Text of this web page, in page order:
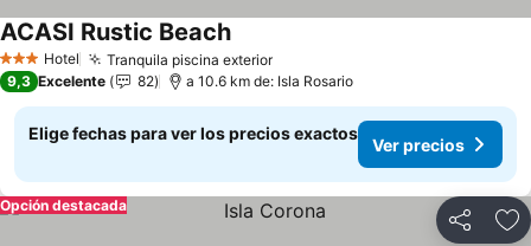
3 Estrellas
Hotel Tranquila piscina exterior
ACASI Rustic Beach
9,3 Excelente 82 a 10.6 km de: Isla Rosario
Elige fechas para ver los precios exactos
Ver precios
Compartir
Opción destacada